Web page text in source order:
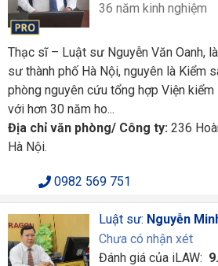
36 năm kinh nghiệm
Thạc sĩ – Luật sư Nguyễn Văn Oanh,
sư thành phố Hà Nội, nguyên là Kiểm
phòng nguyên cứu tổng hợp Viện
với hơn 30 năm ho...
Địa chỉ văn phòng/ Công ty: 236
Hà Nội.
0982 569 751
Luật sư: Nguyễn
Chưa có nhận xét
Đánh giá của iLAW: